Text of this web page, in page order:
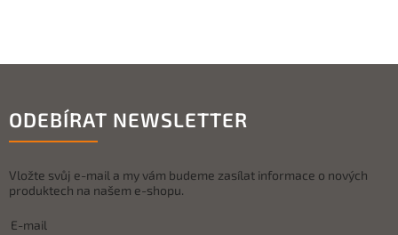
ODEBÍRAT NEWSLETTER
Vložte svůj e-mail a my vám budeme zasílat informace o nových
produktech na našem e-shopu.
E-mail